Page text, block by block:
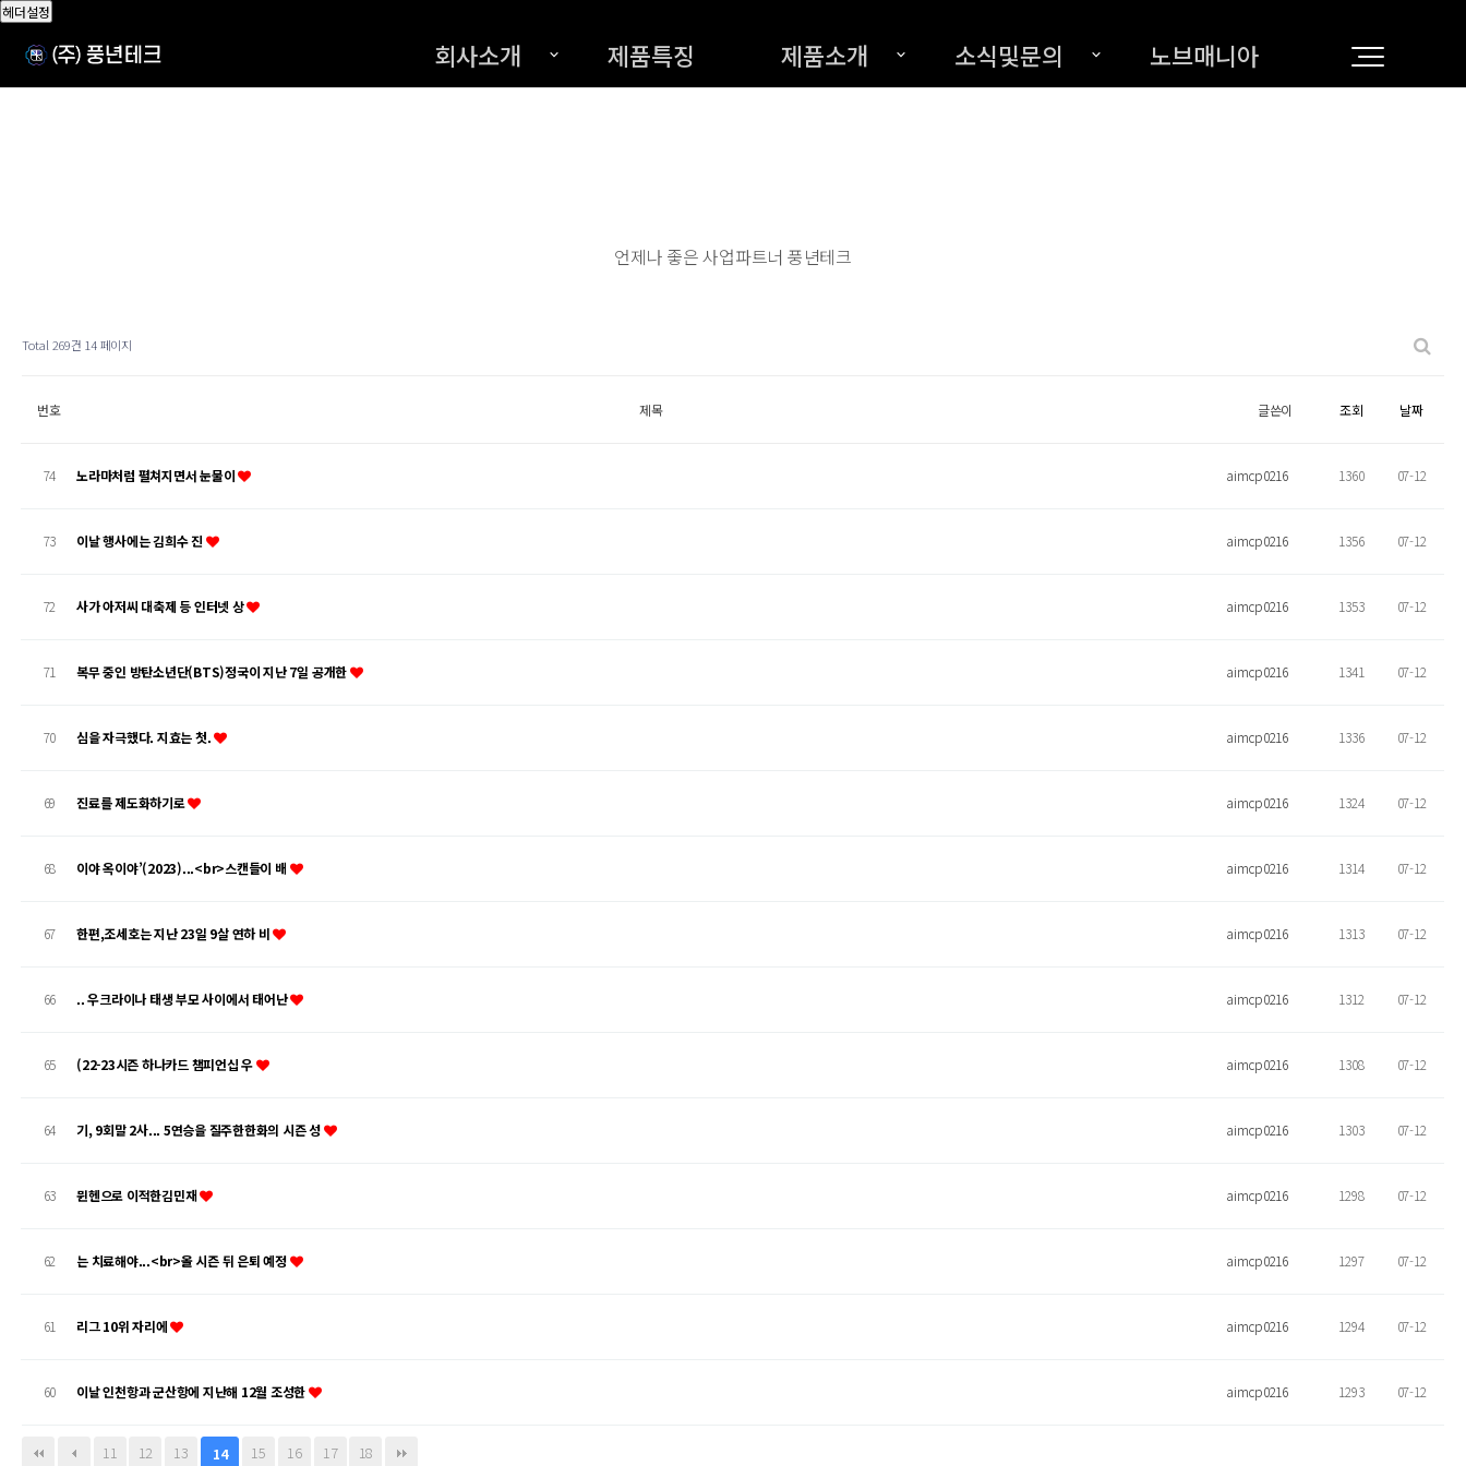
회사소개 제품특징 제품소개 소식및문의 노브매니아
헤더설정
언제나 좋은 사업파트너 풍년테크
Total 269건 14 페이지
번호 제목 글쓴이 조회 날짜
74 노라마처럼 펼쳐지면서 눈물이 aimcp0216 1360 07-12
73 이날 행사에는 김희수 진 aimcp0216 1356 07-12
72 사가 아저씨 대축제 등 인터넷 상 aimcp0216 1353 07-12
71 복무 중인 방탄소년단(BTS)정국이 지난 7일 공개한 aimcp0216 1341 07-12
70 심을 자극했다. 지효는 첫. aimcp0216 1336 07-12
69 진료를 제도화하기로 aimcp0216 1324 07-12
68 이야 옥이야’(2023)...<br>스캔들이 배 aimcp0216 1314 07-12
67 한편,조세호는 지난 23일 9살 연하 비 aimcp0216 1313 07-12
66 .. 우크라이나 태생 부모 사이에서 태어난 aimcp0216 1312 07-12
65 (22-23시즌 하나카드 챔피언십 우 aimcp0216 1308 07-12
64 기, 9회말 2사... 5연승을 질주한한화의 시즌 성 aimcp0216 1303 07-12
63 뮌헨으로 이적한김민재 aimcp0216 1298 07-12
62 는 치료해야...<br>올 시즌 뒤 은퇴 예정 aimcp0216 1297 07-12
61 리그 10위 자리에 aimcp0216 1294 07-12
60 이날 인천항과 군산항에 지난해 12월 조성한 aimcp0216 1293 07-12
11 12 13 14 15 16 17 18